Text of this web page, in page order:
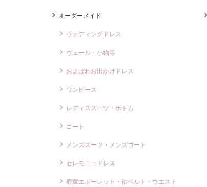
k
オーダーメイド
ウェディングドレス
ヴェール・小物等
およばれお出かけドレス
ワンピース
レディススーツ・ボトム
コート
メンズスーツ・メンズコート
セレモニードレス
肩章エポーレット・袖ベルト・ウエスト